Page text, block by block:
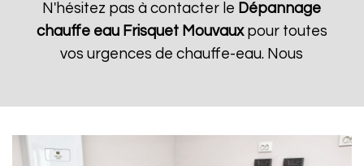
N'hésitez pas à contacter le Dépannage
chauffe eau Frisquet Mouvauxpour toutes
vos urgences de chauffe-eau. Nous